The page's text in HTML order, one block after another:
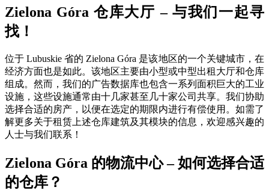
Zielona Góra 仓库大厅 – 与我们一起寻
找！
位于 Lubuskie 省的 Zielona Góra 是该地区的一个关键城市，在
经济方面也是如此。该地区主要由小型或中型出租大厅和仓库
组成。然而，我们的广告数据库也包含一系列面积巨大的工业
设施，这些设施通常由十几家甚至几十家公司共享。我们协助
选择合适的房产，以便在选定的期限内进行有偿使用。如需了
解更多关于租赁上述仓库建筑及其模块的信息，欢迎感兴趣的
人士与我们联系！
Zielona Góra 的物流中心 – 如何选择合适
的仓库？